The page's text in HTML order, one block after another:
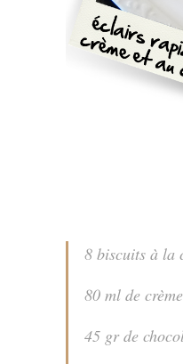
8 biscuits à la
80 ml de
45 gr de